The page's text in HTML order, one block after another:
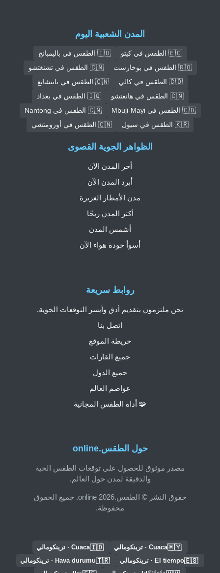
المدن الشعبية اليوم
🇪🇨 الطقس في كيتو
🇮🇩 الطقس في باليمبانج
🇷🇴 الطقس في بوخارست
🇨🇳 الطقس في تشنغتشو
🇨🇴 الطقس في كالي
🇨🇳 الطقس في نانتشانغ
🇨🇳 الطقس في هانغتشو
🇮🇶 الطقس في بغداد
🇨🇩 الطقس في Mbuji-Mayi
🇨🇳 الطقس في Nantong
🇰🇷 الطقس في سيول
🇨🇳 الطقس في أورومتشي
حول الطقس.online
مصدر موثوق للحصول على توقعات الطقس الحية
والدقيقة لمدن حول العالم.
حقوق النشر © الطقس.online 2026. جميع الحقوق
محفوظة.
روابط سريعة
نحن ملتزمون بتقديم أدق وأيسر التوقعات الجوية.
اتصل بنا
خريطة الموقع
جميع القارات
جميع الدول
عواصم العالم
🧩 أداة الطقس المجانية
الظواهر الجوية القصوى
أحر المدن الآن
أبرد المدن الآن
مدن الأمطار الغزيرة
أكثر المدن ريحًا
أشمس المدن
أسوأ جودة هواء الآن
🇲🇾Cuaca · ترينكومالي 🇮🇩Cuaca · ترينكومالي
🇪🇸El tiempo · ترينكومالي 🇹🇷Hava durumu · ترينكومالي